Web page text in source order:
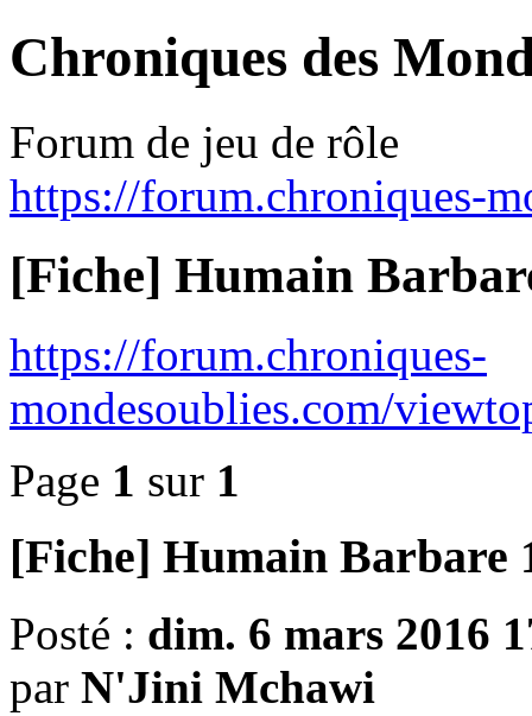
Chroniques des
Forum de jeu de rôle
https://forum.chroniques-
[Fiche] Humain
https://forum.chroniques-
mondesoublies.com/
Page 1 sur 1
[Fiche] Humain Barbare
Posté : dim. 6 mars 2016
par N'Jini Mchawi